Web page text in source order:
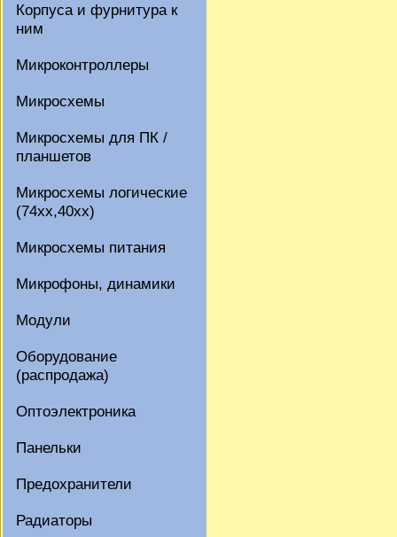
Корпуса и фурнитура к
ним
Микроконтроллеры
Микросхемы
Микросхемы для ПК /
планшетов
Микросхемы логические
(74xx,40xx)
Микросхемы питания
Микрофоны, динамики
Модули
Оборудование
(распродажа)
Оптоэлектроника
Панельки
Предохранители
Радиаторы